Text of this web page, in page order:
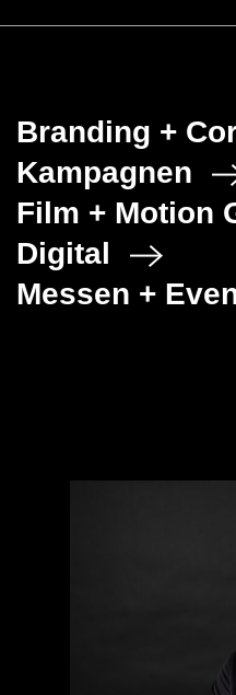
Branding +
Kampagnen
Film + Motion
Digital
Messen +